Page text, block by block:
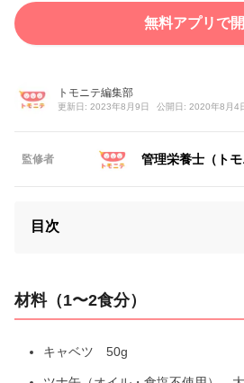
無料アプリで開
トモニテ編集部
更新日: 2023年8月9日 公開日: 2020年8月4
監修者 管理栄養士（トモ
目次
材料（1〜2食分）
キャベツ 50g